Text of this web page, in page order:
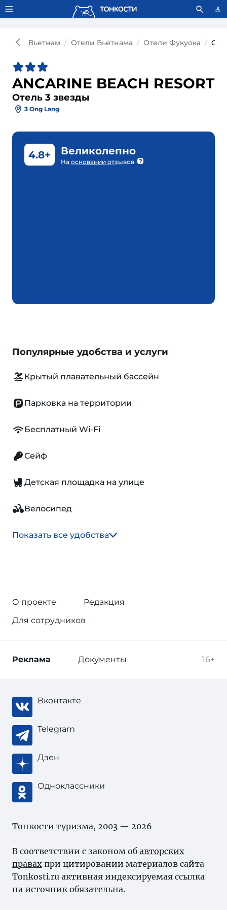
Тонкости используют сookie-файлы. Что это значит?
Вьетнам Отели Вьетнама Отели Фукуока
ANCARINE BEACH RESORT
Отель 3 звезды
3 Ong Lang
4.8+ Великолепно
На основании отзывов
Популярные удобства и услуги
Крытый плавательный бассейн
Парковка на территории
Бесплатный Wi-Fi
Сейф
Детская площадка на улице
Велосипед
Показать все удобства
О проекте
Редакция
Для сотрудников
16+
Реклама Документы
Вконтакте
Telegram
Дзен
Одноклассники
Тонкости туризма, 2003 — 2026
В соответствии с законом об авторских
правах при цитировании материалов сайта
Tonkosti.ru активная индексируемая ссылка
на источник обязательна.